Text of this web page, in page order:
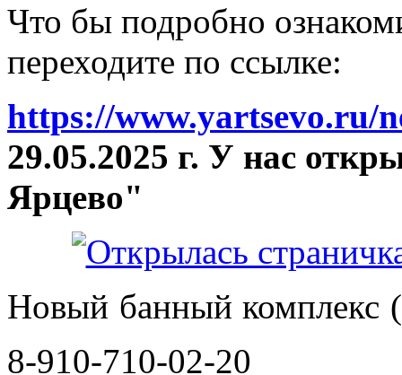
Что бы подробно
переходите по ссылке:
https://www.yartsevo.ru/
29.05.2025 г. У нас
Ярцево"
Новый банный комплекс
8-910-710-02-20